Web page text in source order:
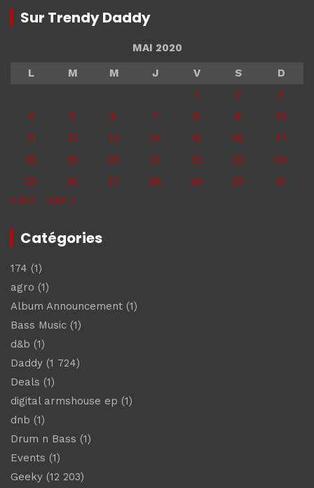
Sur Trendy Daddy
MAI 2020
L
M M J V S
D
1
2
3
4
5 6 7 8 9
10
11
12 13 14 15 16
17
18
19 20 21 22 23
24
25
26 27 28 29 30
31
« Avr
Juin »
Catégories
174 (1)
agro (1)
Album Announcement (1)
Bass Music (1)
d&b (1)
Daddy (1 724)
Deals (1)
digital armshouse ep (1)
dnb (1)
Drum n Bass (1)
Events (1)
Geeky (12 203)